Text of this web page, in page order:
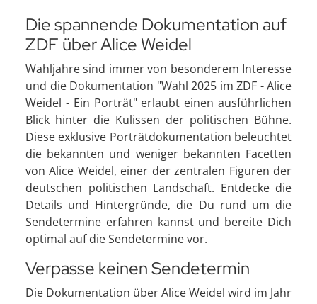
Die spannende Dokumentation auf
ZDF über Alice Weidel
Wahljahre sind immer von besonderem Interesse
und die Dokumentation "Wahl 2025 im ZDF - Alice
Weidel - Ein Porträt" erlaubt einen ausführlichen
Blick hinter die Kulissen der politischen Bühne.
Diese exklusive Porträtdokumentation beleuchtet
die bekannten und weniger bekannten Facetten
von Alice Weidel, einer der zentralen Figuren der
deutschen politischen Landschaft. Entdecke die
Details und Hintergründe, die Du rund um die
Sendetermine erfahren kannst und bereite Dich
optimal auf die Sendetermine vor.
Verpasse keinen Sendetermin
Die Dokumentation über Alice Weidel wird im Jahr